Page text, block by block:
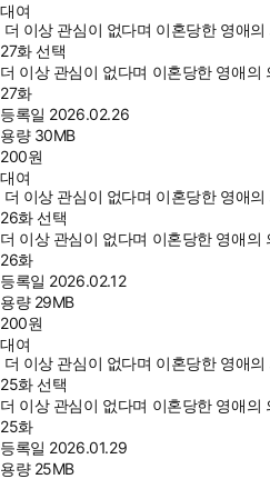
대여
더 이상 관심이 없다며 이혼당한 영애
27화 선택
더 이상 관심이 없다며 이혼당한 영애
27화
등록일 2026.02.26
용량 30MB
200원
대여
더 이상 관심이 없다며 이혼당한 영애
26화 선택
더 이상 관심이 없다며 이혼당한 영애
26화
등록일 2026.02.12
용량 29MB
200원
대여
더 이상 관심이 없다며 이혼당한 영애
25화 선택
더 이상 관심이 없다며 이혼당한 영애
25화
등록일 2026.01.29
용량 25MB